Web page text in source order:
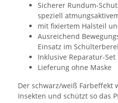
Sicherer Rundum-
speziell
mit fixiertem Halsteil
Ausreichend
Einsatz im
Inklusive Reparatur-Set
Lieferung ohne Maske
Der schwarz/weiß Farbeffekt
Insekten und schützt so das